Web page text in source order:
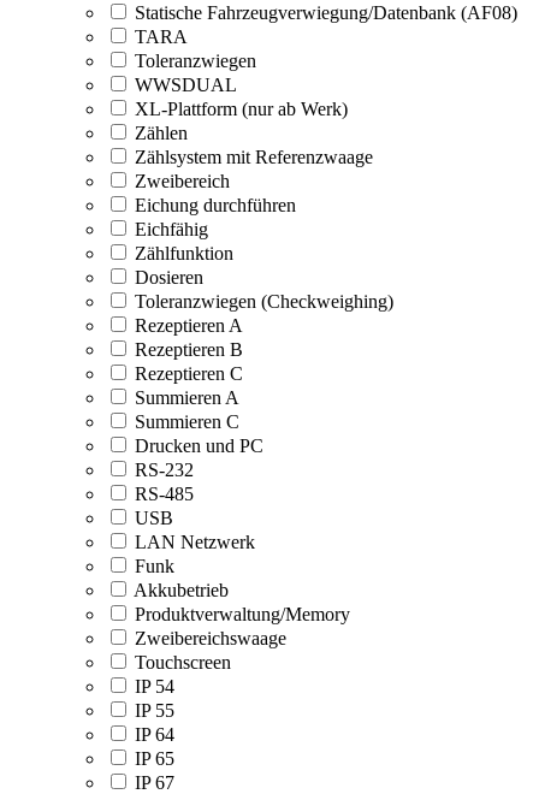
Statische Fahrzeugverwiegung/Datenbank (AF08)
TARA
Toleranzwiegen
WWSDUAL
XL-Plattform (nur ab Werk)
Zählen
Zählsystem mit Referenzwaage
Zweibereich
Eichung durchführen
Eichfähig
Zählfunktion
Dosieren
Toleranzwiegen (Checkweighing)
Rezeptieren A
Rezeptieren B
Rezeptieren C
Summieren A
Summieren C
Drucken und PC
RS-232
RS-485
USB
LAN Netzwerk
Funk
Akkubetrieb
Produktverwaltung/Memory
Zweibereichswaage
Touchscreen
IP 54
IP 55
IP 64
IP 65
IP 67